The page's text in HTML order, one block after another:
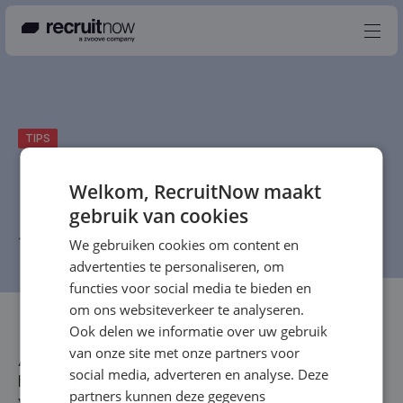
Nederlands
Producten
Partners
Events
Kennisbank
Over ons
Contact
TIPS
18 april 2019-RecruitNow Redactie- 5 min
Als we het in recruitment over ‘post and pray’
hebben, bedoelen we dat we vacatures op de
Welkom, RecruitNow maakt
gebruik van cookies
We gebruiken cookies om content en
advertenties te personaliseren, om
functies voor social media te bieden en
om ons websiteverkeer te analyseren.
Ook delen we informatie over uw gebruik
van onze site met onze partners voor
social media, adverteren en analyse. Deze
partners kunnen deze gegevens